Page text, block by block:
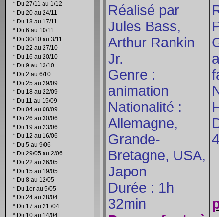
* Du 27/11 au 1/12
* Du 20 au 24/11
* Du 13 au 17/11
* Du 6 au 10/11
* Du 30/10 au 3/11
* Du 22 au 27/10
* Du 16 au 20/10
* Du 9 au 13/10
* Du 2 au 6/10
* Du 25 au 29/09
* Du 18 au 22/09
* Du 11 au 15/09
* Du 04 au 08/09
* Du 26 au 30/06
* Du 19 au 23/06
* Du 12 au 16/06
* Du 5 au 9/06
* Du 29/05 au 2/06
* Du 22 au 26/05
* Du 15 au 19/05
* Du 8 au 12/05
* Du 1er au 5/05
* Du 24 au 28/04
* Du 17 au 21 /04
* Du 10 au 14/04
Réalisé par
Jules Bass,
Arthur Rankin
Jr.
Genre :
animation
Nationalité :
Allemagne,
Grande-
Bretagne, USA,
Japon
Durée : 1h
32min